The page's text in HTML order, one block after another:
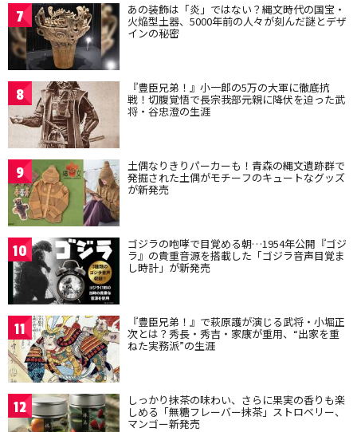
7 あの装飾は「炎」ではない？縄文時代の国宝・
火焔型土器、5000年前の人々が刻んだ謎とデザ
インの秘密
8 『豊臣兄弟！』小一郎の5万の大軍に徹底抗
戦！切腹覚悟で長宗我部元親に降伏を迫った武
将・谷忠澄の生涯
9 土偶なりきりパーカーも！青森の縄文遺跡群で
発掘された土偶がモチーフのキュートなグッズ
が新発売
10 ゴジラの咆哮で目覚める朝…1954年公開『ゴジ
ラ』の貴重音源を搭載した「ゴジラ音声目覚ま
し時計」が新発売
11 『豊臣兄弟！』で萩原護が演じる武将・小堀正
次とは？秀長・秀吉・家康が重用、“出家を重
ねた実務派”の生涯
12 しっかり抹茶の味わい、さらに果実の香りも楽
しめる「無糖フレーバー抹茶」ストロベリー、
マンゴー新発売